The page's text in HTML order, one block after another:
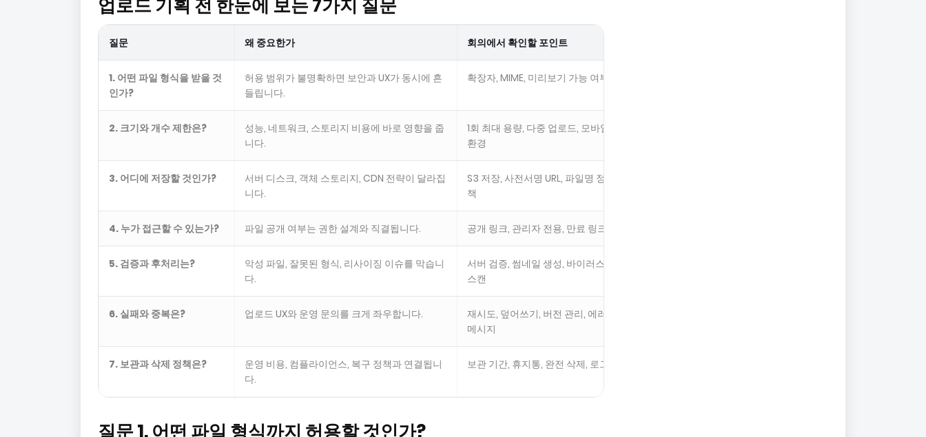
업로드 기획 전 한눈에 보는 7가지 질문
질문 왜 중요한가 회의에서 확인할 포인트
1. 어떤 파일 형식을 받을 것
인가?
허용 범위가 불명확하면 보안과 UX가 동시에 흔
들립니다.
확장자, MIME, 미리보기 가능 여부
2. 크기와 개수 제한은?
성능, 네트워크, 스토리지 비용에 바로 영향을 줍
니다.
1회 최대 용량, 다중 업로드, 모바일
환경
3. 어디에 저장할 것인가?
서버 디스크, 객체 스토리지, CDN 전략이 달라집
니다.
S3 저장, 사전서명 URL, 파일명 정
책
4. 누가 접근할 수 있는가? 파일 공개 여부는 권한 설계와 직결됩니다. 공개 링크, 관리자 전용, 만료 링크
5. 검증과 후처리는?
악성 파일, 잘못된 형식, 리사이징 이슈를 막습니
다.
서버 검증, 썸네일 생성, 바이러스
스캔
6. 실패와 중복은? 업로드 UX와 운영 문의를 크게 좌우합니다.
재시도, 덮어쓰기, 버전 관리, 에러
메시지
7. 보관과 삭제 정책은?
운영 비용, 컴플라이언스, 복구 정책과 연결됩니
다.
보관 기간, 휴지통, 완전 삭제, 로그
질문 1. 어떤 파일 형식까지 허용할 것인가?